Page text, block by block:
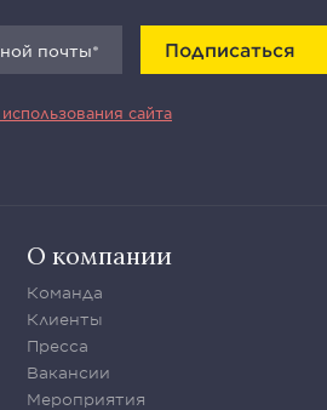
Подписаться
сайта
О компании
Команда
Клиенты
Пресса
Вакансии
Мероприятия